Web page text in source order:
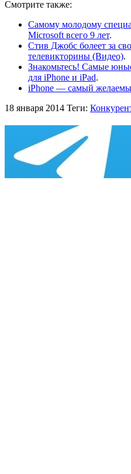
Смотрите также:
Самому молодому
Microsoft всего 9 лет.
Стив Джобс болеет за
телевикторины (Видео).
Знакомьтесь! Самые
для iPhone и iPad.
iPhone — самый
18 января 2014 Теги: